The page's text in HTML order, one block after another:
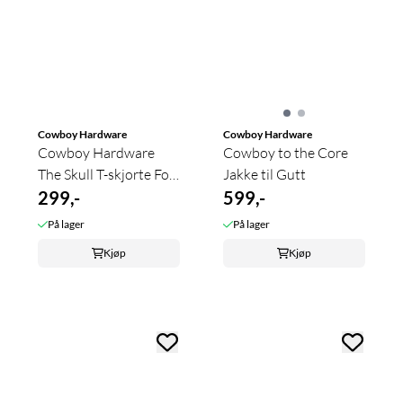
Cowboy Hardware
Cowboy Hardware
The Skull T-skjorte For
Gutt
299,-
På lager
Kjøp
Cowboy Hardware
Cowboy to the Core
Jakke til Gutt
599,-
På lager
Kjøp